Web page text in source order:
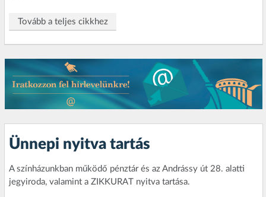
Tovább a teljes cikkhez
Ünnepi nyitva tartás
A színházunkban működő pénztár és az Andrássy út 28. alatti
jegyiroda, valamint a ZIKKURAT nyitva tartása.